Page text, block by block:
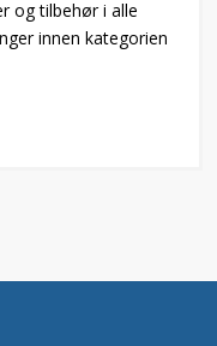
og tilbehør i alle
innen kategorien